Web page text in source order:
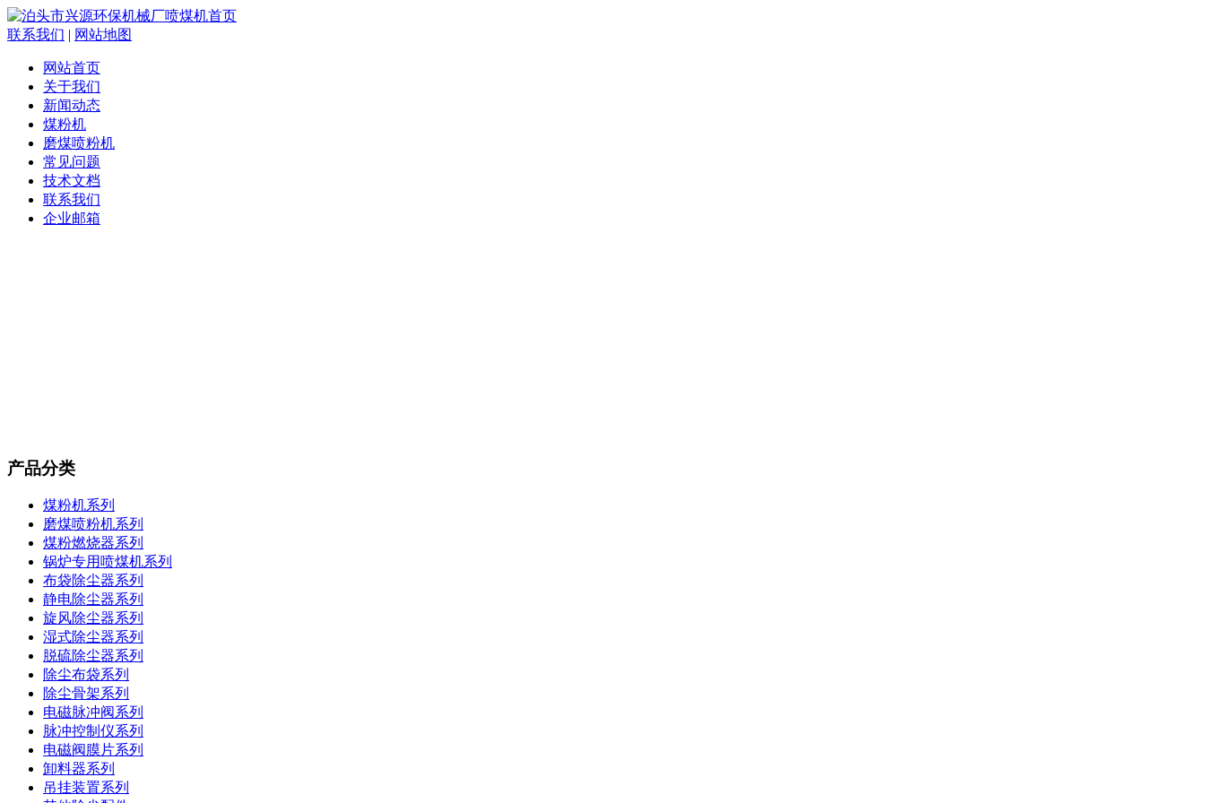
联系我们 | 网站地图
网站首页
关于我们
新闻动态
煤粉机
磨煤喷粉机
常见问题
技术文档
联系我们
企业邮箱
产品分类
煤粉机系列
磨煤喷粉机系列
煤粉燃烧器系列
锅炉专用喷煤机系列
布袋除尘器系列
静电除尘器系列
旋风除尘器系列
湿式除尘器系列
脱硫除尘器系列
除尘布袋系列
除尘骨架系列
电磁脉冲阀系列
脉冲控制仪系列
电磁阀膜片系列
卸料器系列
吊挂装置系列